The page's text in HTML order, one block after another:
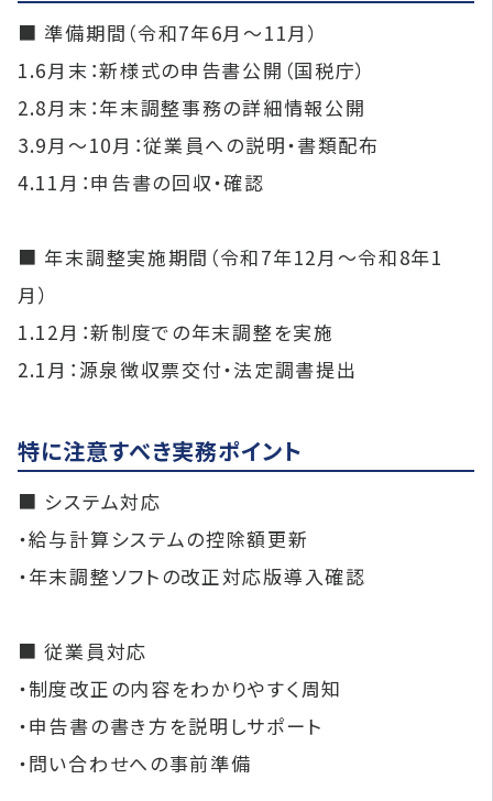
■ 準備期間（令和7年6月〜11月）
1.6月末：新様式の申告書公開（国税庁）
2.8月末：年末調整事務の詳細情報公開
3.9月〜10月：従業員への説明・書類配布
4.11月：申告書の回収・確認
■ 年末調整実施期間（令和7年12月〜令和8年1
月）
1.12月：新制度での年末調整を実施
2.1月：源泉徴収票交付・法定調書提出
特に注意すべき実務ポイント
■ システム対応
・給与計算システムの控除額更新
・年末調整ソフトの改正対応版導入確認
■ 従業員対応
・制度改正の内容をわかりやすく周知
・申告書の書き方を説明しサポート
・問い合わせへの事前準備